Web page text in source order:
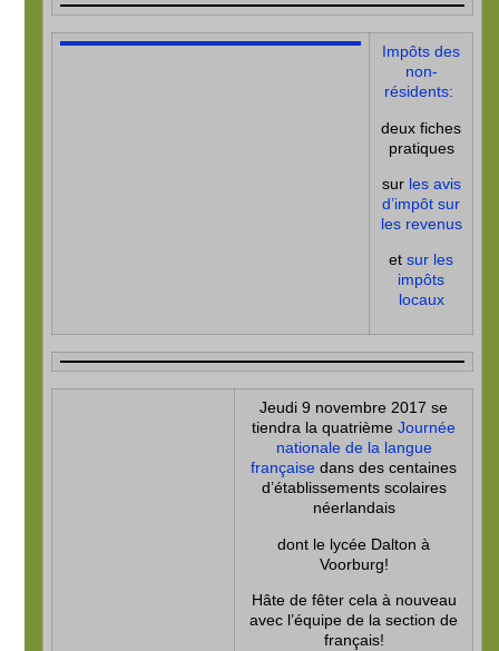
Impôts des
non-
résidents:
deux fiches
pratiques
sur les avis
d’impôt sur
les revenus
etsur les
impôts
locaux
Jeudi 9 novembre 2017 se
tiendra la quatrièmeJournée
nationale de la langue
françaisedans des centaines
d’établissements scolaires
néerlandais
dont le lycée Dalton à
Voorburg!
Hâte de fêter cela à nouveau
avec l’équipe de la section de
français!